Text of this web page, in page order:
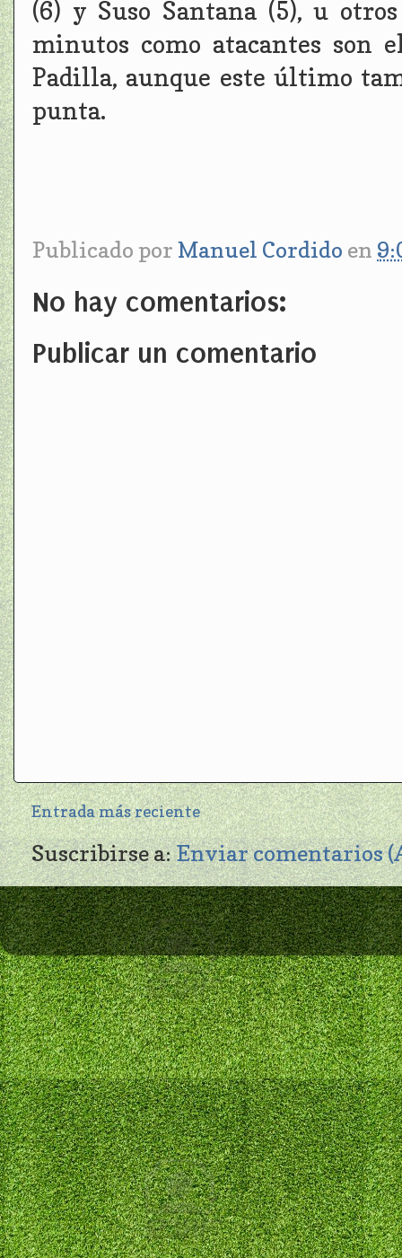
(6) y Suso Santana (5), u
minutos como atacantes son
Padilla, aunque este último
punta.
Publicado por Manuel Cordido en
No hay comentarios:
Publicar un comentario
Entrada más reciente
Suscribirse a:Enviar comentarios